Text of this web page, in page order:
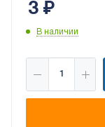
3₽
В наличии